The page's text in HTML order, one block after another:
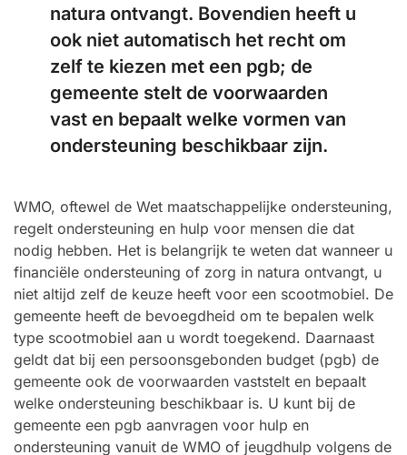
natura ontvangt. Bovendien heeft u
ook niet automatisch het recht om
zelf te kiezen met een pgb; de
gemeente stelt de voorwaarden
vast en bepaalt welke vormen van
ondersteuning beschikbaar zijn.
WMO, oftewel de Wet maatschappelijke ondersteuning,
regelt ondersteuning en hulp voor mensen die dat
nodig hebben. Het is belangrijk te weten dat wanneer u
financiële ondersteuning of zorg in natura ontvangt, u
niet altijd zelf de keuze heeft voor een scootmobiel. De
gemeente heeft de bevoegdheid om te bepalen welk
type scootmobiel aan u wordt toegekend. Daarnaast
geldt dat bij een persoonsgebonden budget (pgb) de
gemeente ook de voorwaarden vaststelt en bepaalt
welke ondersteuning beschikbaar is. U kunt bij de
gemeente een pgb aanvragen voor hulp en
ondersteuning vanuit de WMO of jeugdhulp volgens de